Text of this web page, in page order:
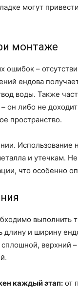
могут
монтаже
ошибок –
ендова
воды. Также
он либо не
пространство.
и утечкам.
что особенно
выполнить
длину и ширину
верхний
каждый этап: от